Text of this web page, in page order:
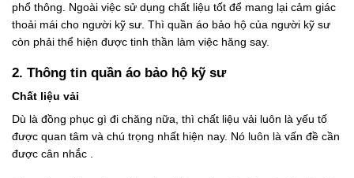
phổ thông. Ngoài việc sử dụng chất liệu tốt để mang lại cảm giác
thoải mái cho người kỹ sư. Thì quần áo bảo hộ của người kỹ sư
còn phải thể hiện được tinh thần làm việc hăng say.
2. Thông tin quần áo bảo hộ kỹ sư
Chất liệu vải
Dù là đồng phục gì đi chăng nữa, thì chất liệu vải luôn là yếu tố
được quan tâm và chú trọng nhất hiện nay. Nó luôn là vấn đề cần
được cân nhắc .